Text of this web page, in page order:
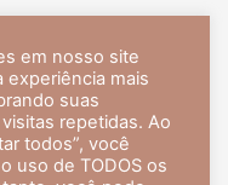
pela UFRJ.
pela UFRJ, tendo
em 2007.
de Dermatologia,
em nosso site
experiência mais
suas
repetidas. Ao
todos”, você
uso de TODOS os